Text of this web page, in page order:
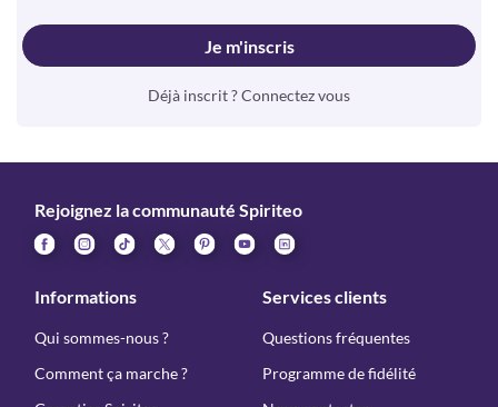
Je m'inscris
Déjà inscrit ? Connectez vous
Rejoignez la communauté Spiriteo
Informations
Qui sommes-nous ?
Comment ça marche ?
Services clients
Questions fréquentes
Programme de fidélité